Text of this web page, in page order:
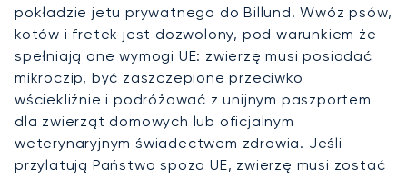
pokładzie jetu prywatnego do Billund. Wwóz psów,
kotów i fretek jest dozwolony, pod warunkiem że
spełniają one wymogi UE: zwierzę musi posiadać
mikroczip, być zaszczepione przeciwko
wściekliźnie i podróżować z unijnym paszportem
dla zwierząt domowych lub oficjalnym
weterynaryjnym świadectwem zdrowia. Jeśli
przylatują Państwo spoza UE, zwierzę musi zostać